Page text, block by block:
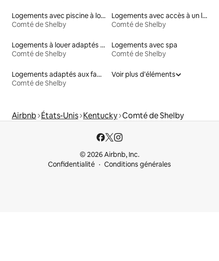
Logements avec piscine à louer
Comté de Shelby
Logements avec accès à un lac
Comté de Shelby
Logements à louer adaptés aux animaux
Comté de Shelby
Logements avec spa
Comté de Shelby
Logements adaptés aux familles à louer
Comté de Shelby
Voir plus d'éléments
Airbnb États-Unis Kentucky Comté de Shelby
© 2026 Airbnb, Inc.
Confidentialité
Conditions générales